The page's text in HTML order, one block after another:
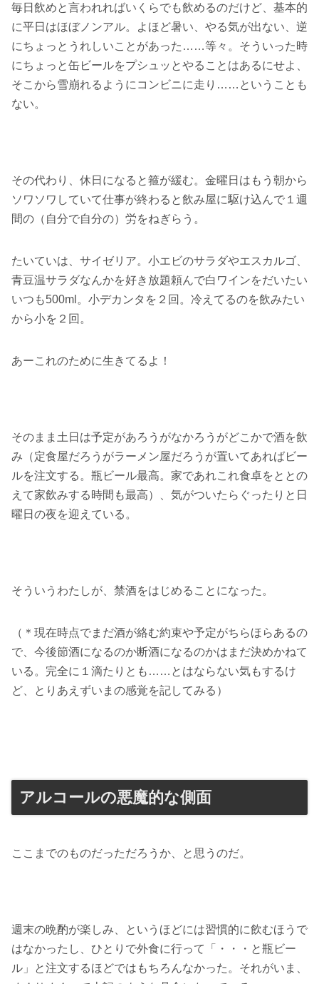
毎日飲めと言われればいくらでも飲めるのだけど、基本的
に平日はほぼノンアル。よほど暑い、やる気が出ない、逆
にちょっとうれしいことがあった……等々。そういった時
にちょっと缶ビールをプシュッとやることはあるにせよ、
そこから雪崩れるようにコンビニに走り……ということも
ない。
その代わり、休日になると箍が緩む。金曜日はもう朝から
ソワソワしていて仕事が終わると飲み屋に駆け込んで１週
間の（自分で自分の）労をねぎらう。
たいていは、サイゼリア。小エビのサラダやエスカルゴ、
青豆温サラダなんかを好き放題頼んで白ワインをだいたい
いつも500ml。小デカンタを２回。冷えてるのを飲みたい
から小を２回。
あーこれのために生きてるよ！
そのまま土日は予定があろうがなかろうがどこかで酒を飲
み（定食屋だろうがラーメン屋だろうが置いてあればビー
ルを注文する。瓶ビール最高。家であれこれ食卓をととの
えて家飲みする時間も最高）、気がついたらぐったりと日
曜日の夜を迎えている。
そういうわたしが、禁酒をはじめることになった。
（＊現在時点でまだ酒が絡む約束や予定がちらほらあるの
で、今後節酒になるのか断酒になるのかはまだ決めかねて
いる。完全に１滴たりとも……とはならない気もするけ
ど、とりあえずいまの感覚を記してみる）
アルコールの悪魔的な側面
ここまでのものだっただろうか、と思うのだ。
週末の晩酌が楽しみ、というほどには習慣的に飲むほうで
はなかったし、ひとりで外食に行って「・・・と瓶ビー
ル」と注文するほどではもちろんなかった。それがいま、